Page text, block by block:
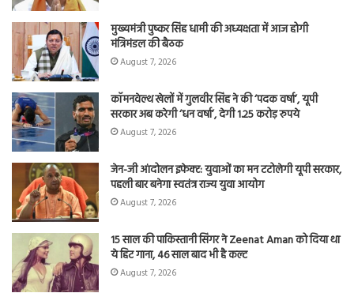
मुख्यमंत्री पुष्कर सिंह धामी की अध्यक्षता में आज होगी
मंत्रिमंडल की बैठक
August 7, 2026
कॉमनवेल्थ खेलों में गुलवीर सिंह ने की ‘पदक वर्षा’, यूपी
सरकार अब करेगी ‘धन वर्षा’, देगी 1.25 करोड़ रुपये
August 7, 2026
जेन-जी आंदोलन इफेक्ट: युवाओं का मन टटोलेगी यूपी सरकार,
पहली बार बनेगा स्वतंत्र राज्य युवा आयोग
August 7, 2026
15 साल की पाकिस्तानी सिंगर ने Zeenat Aman को दिया था
ये हिट गाना, 46 साल बाद भी है कल्ट
August 7, 2026